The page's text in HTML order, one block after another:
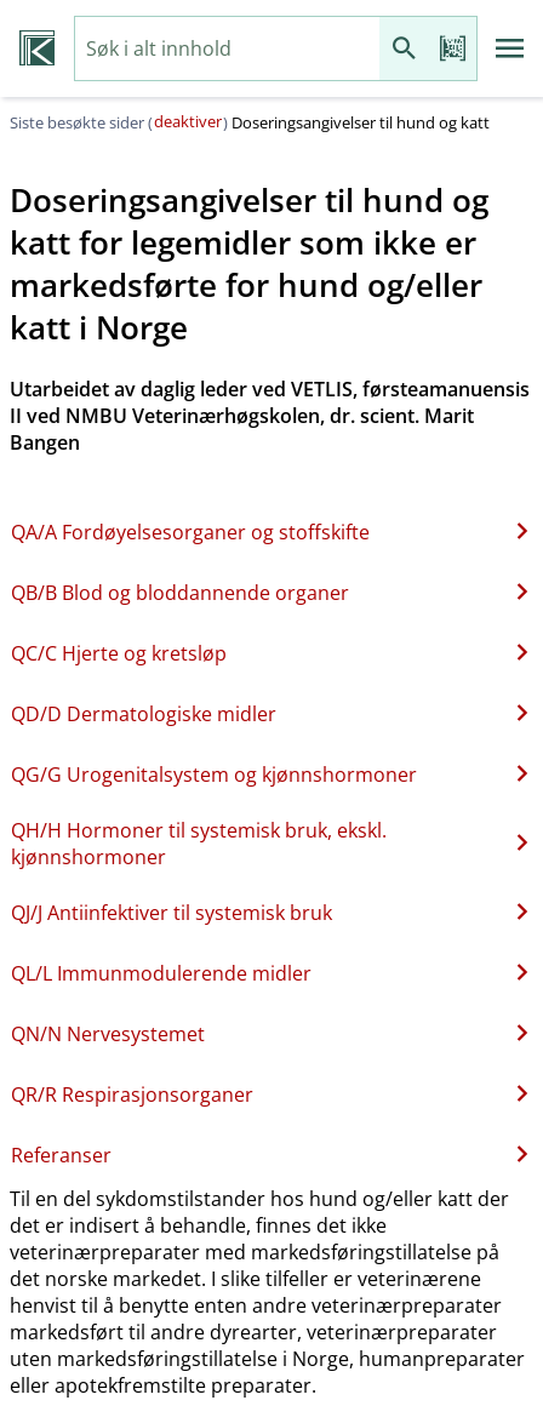
Siste besøkte sider (deaktiver) Doseringsangivelser til hund og katt
Doseringsangivelser til hund og
katt for legemidler som ikke er
markedsførte for hund og​/​eller
katt i Norge
Utarbeidet av daglig leder ved VETLIS, førsteamanuensis
II ved NMBU Veterinærhøgskolen, dr. scient. Marit
Bangen
QA​/​A Fordøyelsesorganer og stoffskifte
QB​/​B Blod og bloddannende organer
QC​/​C Hjerte og kretsløp
QD​/​D Dermatologiske midler
QG​/​G Urogenitalsystem og kjønnshormoner
QH​/​H Hormoner til systemisk bruk, ekskl.
kjønnshormoner
QJ​/​J Antiinfektiver til systemisk bruk
QL​/​L Immunmodulerende midler
QN​/​N Nervesystemet
QR​/​R Respirasjonsorganer
Referanser
Til en del sykdomstilstander hos hund og​/​eller katt der
det er indisert å behandle, finnes det ikke
veterinærpreparater med markedsføringstillatelse på
det norske markedet. I slike tilfeller er veterinærene
henvist til å benytte enten andre veterinærpreparater
markedsført til andre dyrearter, veterinærpreparater
uten markedsføringstillatelse i Norge, humanpreparater
eller apotekfremstilte preparater.